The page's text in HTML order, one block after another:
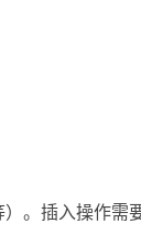
。插入操作需